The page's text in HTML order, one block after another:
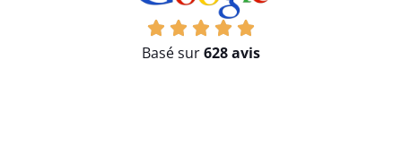
Basé sur628 avis